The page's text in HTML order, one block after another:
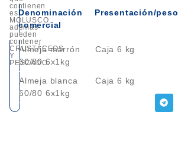
Denominación
comercial
Presentación/peso
Almeja marrón
60/80 6x1kg
Caja 6 kg
Almeja blanca
60/80 6x1kg
Caja 6 kg
contienen
es
MOLUSCO,
además
pueden
contener
CRUSTÁCEOS
Y
PESCADO.